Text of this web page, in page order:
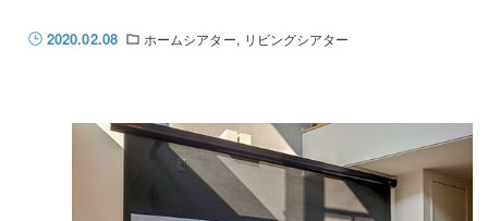
2020.02.08 ホームシアター リビングシアター